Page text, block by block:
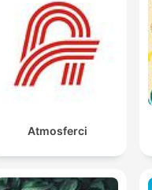
Atmosferci